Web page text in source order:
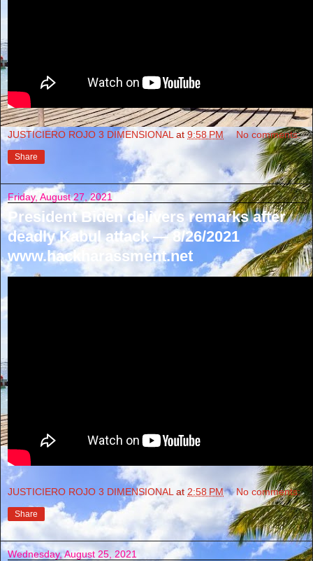
JUSTICIERO ROJO 3 DIMENSIONAL at 9:58 PM No comments:
Share
Friday, August 27, 2021
President Biden delivers remarks after
deadly Kabul attack — 8/26/2021
www.hackharassment.net
JUSTICIERO ROJO 3 DIMENSIONAL at 2:58 PM No comments:
Share
Wednesday, August 25, 2021